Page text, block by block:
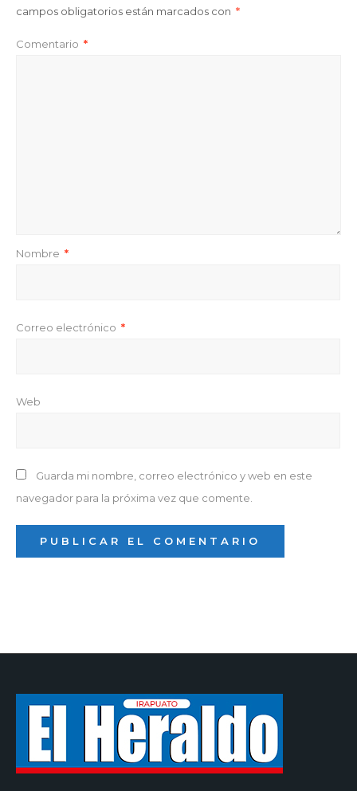
campos obligatorios están marcados con *
Comentario *
Nombre *
Correo electrónico *
Web
Guarda mi nombre, correo electrónico y web en este
navegador para la próxima vez que comente.